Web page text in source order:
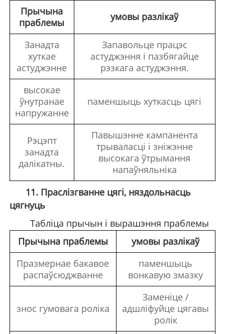
Прычына
праблемы
умовы разлікаў
Занадта
хуткае
астуджэнне
Запавольце працэс
астуджэння і пазбягайце
рэзкага астуджэння.
высокае
ўнутранае
напружанне
паменшыць хуткасць цягі
Рэцэпт
занадта
далікатны.
Павышэнне кампанента
трываласці і зніжэнне
высокага ўтрымання
напаўняльніка
11. Праслізгванне цягі, няздольнасць
цягнуць
Табліца прычын і вырашэння праблемы
Прычына праблемы
умовы разлікаў
Празмернае бакавое
распаўсюджванне
паменшыць
вонкавую змазку
знос гумовага роліка
Заменіце /
адшліфуйце цягавы
ролік